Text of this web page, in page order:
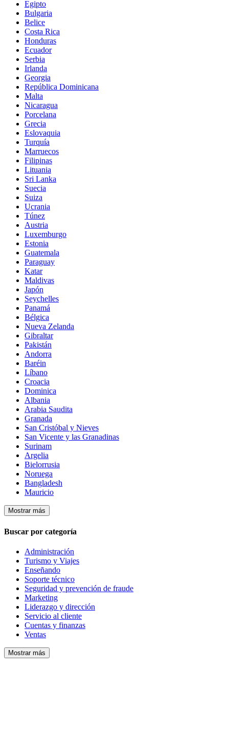
Egipto
Bulgaria
Belice
Costa Rica
Honduras
Ecuador
Serbia
Irlanda
Georgia
República Dominicana
Malta
Nicaragua
Porcelana
Grecia
Eslovaquia
Turquía
Marruecos
Filipinas
Lituania
Sri Lanka
Suecia
Suiza
Ucrania
Túnez
Austria
Luxemburgo
Estonia
Guatemala
Paraguay
Katar
Maldivas
Japón
Seychelles
Panamá
Bélgica
Nueva Zelanda
Gibraltar
Pakistán
Andorra
Baréin
Líbano
Croacia
Dominica
Albania
Arabia Saudita
Granada
San Cristóbal y Nieves
San Vicente y las Granadinas
Surinam
Argelia
Bielorrusia
Noruega
Bangladesh
Mauricio
Mostrar más
Buscar por categoría
Administración
Turismo y Viajes
Enseñando
Soporte técnico
Seguridad y prevención de fraude
Marketing
Liderazgo y dirección
Servicio al cliente
Cuentas y finanzas
Ventas
Mostrar más